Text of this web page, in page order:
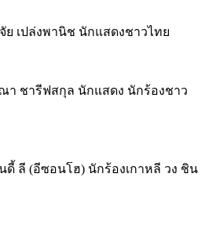
ย เปล่งพานิช นักแสดงชาวไทย
ณา ชารีฟสกุล นักแสดง นักร้องชาว
ดี้ ลี (อีซอนโฮ) นักร้องเกาหลี วง ชิน